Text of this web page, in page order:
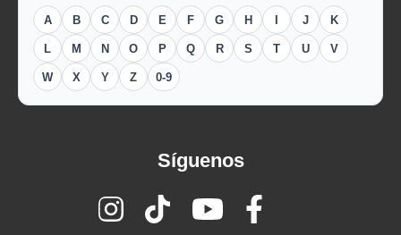
A B C D E F G H J K
L M N O P Q R S T U V
W X Y Z 0-9
Síguenos